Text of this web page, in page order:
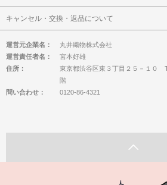
キャンセル・交換・返品について
運営元企業名：
丸井織物株式会社
運営責任者名：
宮本好雄
住所：
東京都渋谷区東３丁目２５－１０
階
問い合わせ：
0120-86-4321